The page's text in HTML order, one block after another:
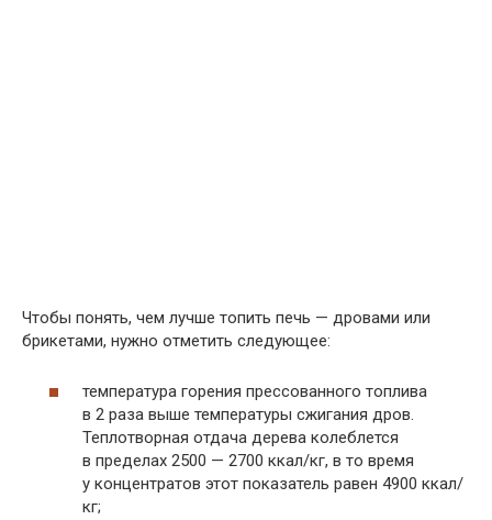
Чтобы понять, чем лучше топить печь — дровами или
брикетами, нужно отметить следующее:
температура горения прессованного топлива
в 2 раза выше температуры сжигания дров.
Теплотворная отдача дерева колеблется
в пределах 2500 — 2700 ккал/кг, в то время
у концентратов этот показатель равен 4900 ккал/
кг;